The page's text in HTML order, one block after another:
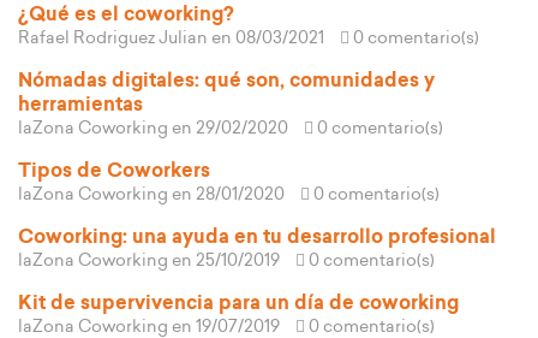
¿Qué es el coworking?
Rafael Rodriguez Julian en 08/03/2021 0 comentario(s)
Nómadas digitales: qué son, comunidades y
herramientas
laZona Coworking en 29/02/2020 0 comentario(s)
Tipos de Coworkers
laZona Coworking en 28/01/2020 0 comentario(s)
Coworking: una ayuda en tu desarrollo profesional
laZona Coworking en 25/10/2019 0 comentario(s)
Kit de supervivencia para un día de coworking
laZona Coworking en 19/07/2019 0 comentario(s)